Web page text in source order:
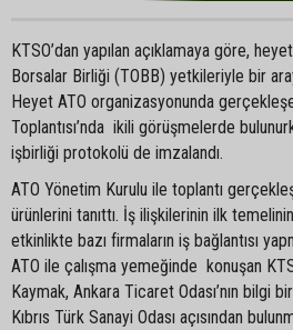
KTSO’dan yapılan açıklamaya göre,
Borsalar Birliği (TOBB) yetkileriyle bir
Heyet ATO organizasyonunda
Toplantısı’nda ikili görüşmelerde
işbirliği protokolü de imzalandı.
ATO Yönetim Kurulu ile toplantı
ürünlerini tanıttı. İş ilişkilerinin ilk
etkinlikte bazı firmaların iş bağlantısı
ATO ile çalışma yemeğinde konuşan
Kaymak, Ankara Ticaret Odası’nın bilgi
Kıbrıs Türk Sanayi Odası açısından